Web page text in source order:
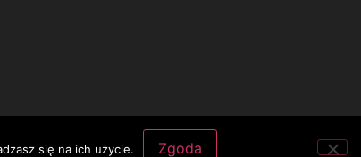
się na ich użycie. Zgoda